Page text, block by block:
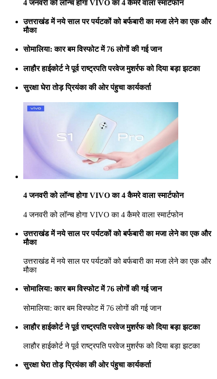
4 जनवरी को लॉन्च होगा VIVO का 4 कैमरे वाला स्मार्टफोन
उत्तराखंड में नये साल पर पर्यटकों को बर्फबारी का मजा लेने का एक और
मौका
सोमालिया: कार बम विस्फोट में 76 लोगों की गई जान
लाहौर हाईकोर्ट ने पूर्व राष्ट्रपति परवेज मुशर्रफ को दिया बड़ा झटका
सुरक्षा घेरा तोड़ प्रियंका की ओर पंहुचा कार्यकर्ता
4 जनवरी को लॉन्च होगा VIVO का 4 कैमरे वाला स्मार्टफोन
4 जनवरी को लॉन्च होगा VIVO का 4 कैमरे वाला स्मार्टफोन
उत्तराखंड में नये साल पर पर्यटकों को बर्फबारी का मजा लेने का एक और
मौका
उत्तराखंड में नये साल पर पर्यटकों को बर्फबारी का मजा लेने का एक और
मौका
सोमालिया: कार बम विस्फोट में 76 लोगों की गई जान
सोमालिया: कार बम विस्फोट में 76 लोगों की गई जान
लाहौर हाईकोर्ट ने पूर्व राष्ट्रपति परवेज मुशर्रफ को दिया बड़ा झटका
लाहौर हाईकोर्ट ने पूर्व राष्ट्रपति परवेज मुशर्रफ को दिया बड़ा झटका
सुरक्षा घेरा तोड़ प्रियंका की ओर पंहुचा कार्यकर्ता